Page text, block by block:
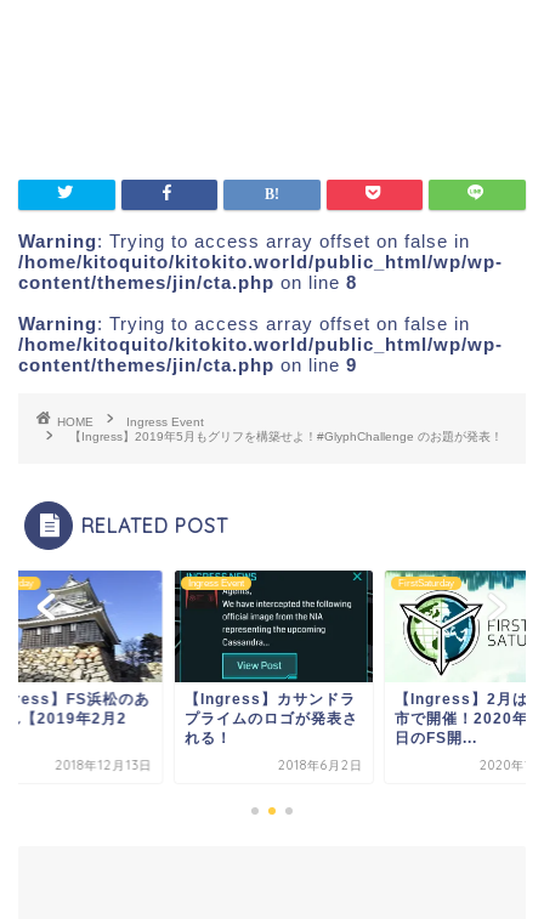
Warning: Trying to access array offset on false in
/home/kitoquito/kitokito.world/public_html/wp/wp-
content/themes/jin/cta.php on line 8
Warning: Trying to access array offset on false in
/home/kitoquito/kitokito.world/public_html/wp/wp-
content/themes/jin/cta.php on line 9
HOME
Ingress Event
【Ingress】2019年5月もグリフを構築せよ！#GlyphChallenge のお題が発表！
RELATED POST
Event
】カサンドラ
イムのロゴが発表さ
2018年6月2日
FirstSaturday
【Ingress】2月は14都
市で開催！2020年2月1
日のFS開...
2020年1月20日
FirstSaturday
【Ingress】FS浜松
れこれ【2019年2月
日】
2018年12